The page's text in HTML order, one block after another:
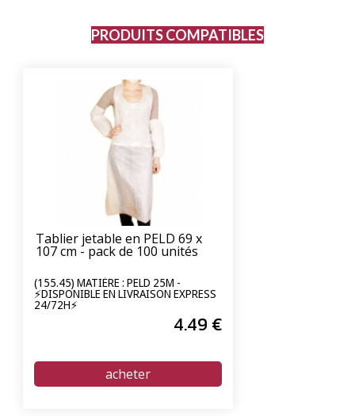
PRODUITS COMPATIBLES
Tablier jetable en PELD 69 x
107 cm - pack de 100 unités
(155.45) MATIÈRE : PELD 25Μ -
⚡DISPONIBLE EN LIVRAISON EXPRESS
24/72H⚡
4.49 €